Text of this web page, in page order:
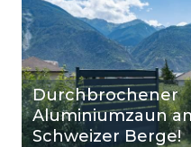
Durchbrochener
Aluminiumzaun
Schweizer Berge!